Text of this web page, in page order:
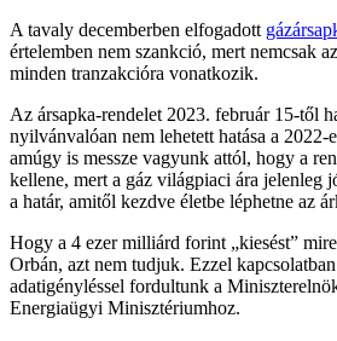
A tavaly decemberben elfogadott
értelemben nem szankció, mert nemcsak
minden tranzakcióra vonatkozik.
Az ársapka-rendelet 2023. február 15-től
nyilvánvalóan nem lehetett hatása a 2022-
amúgy is messze vagyunk attól, hogy a
kellene, mert a gáz világpiaci ára jelenleg
a határ, amitől kezdve életbe léphetne az
Hogy a 4 ezer milliárd forint „kiesést”
Orbán, azt nem tudjuk. Ezzel
adatigényléssel fordultunk a
Energiaügyi Minisztériumhoz.